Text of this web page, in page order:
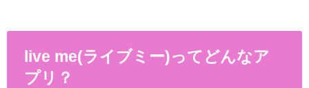
live me(ライブミー)ってどんなア
プリ？